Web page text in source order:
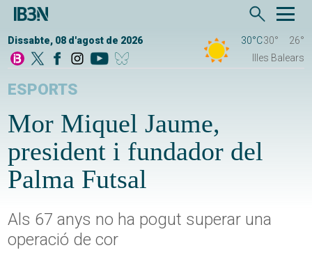
Dissabte, 08 d'agost de 2026 30°C30°
26°
Illes Balears
ESPORTS
Mor Miquel Jaume,
president i fundador del
Palma Futsal
Als 67 anys no ha pogut superar una
operació de cor